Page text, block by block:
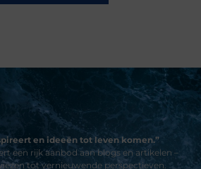
en ideeën tot leven komen.”
een rijk aanbod aan blogs en artikelen –
tot vernieuwende perspectieven.